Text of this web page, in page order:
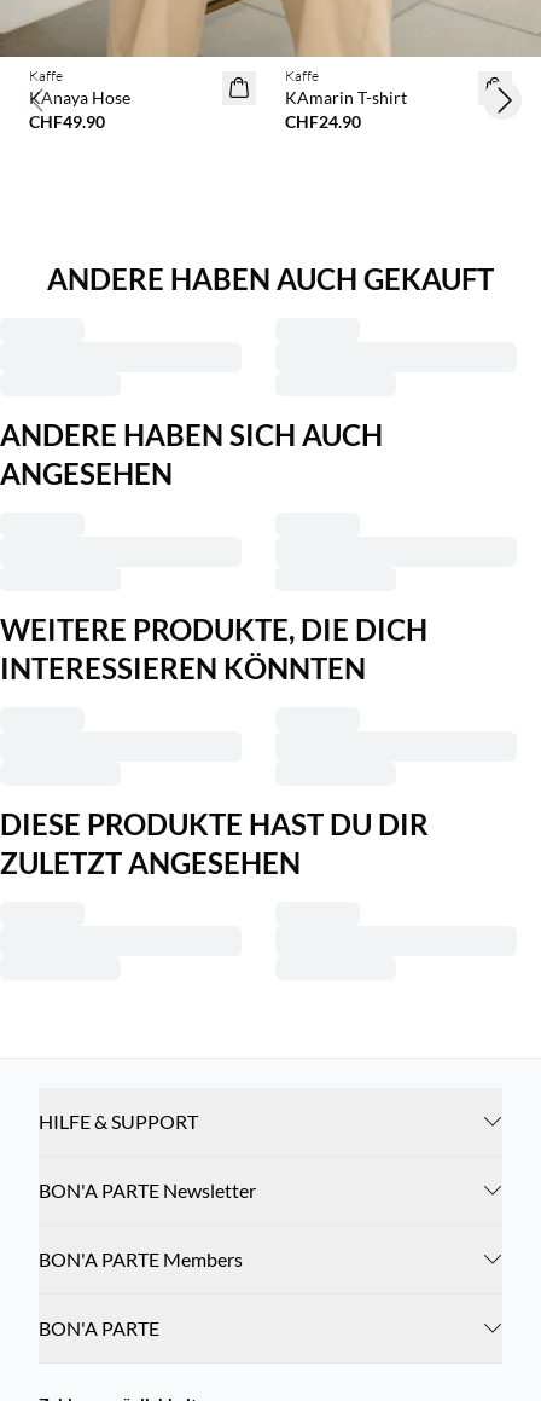
Kaffe
KAnaya Hose
CHF49.90
Kaffe
KAmarin T-shirt
CHF24.90
Previous slide Next
ANDERE HABEN AUCH GEKAUFT
ANDERE HABEN SICH AUCH
ANGESEHEN
WEITERE PRODUKTE, DIE DICH
INTERESSIEREN KÖNNTEN
DIESE PRODUKTE HAST DU DIR
ZULETZT ANGESEHEN
HILFE & SUPPORT
BON'A PARTE Newsletter
BON'A PARTE Members
BON'A PARTE